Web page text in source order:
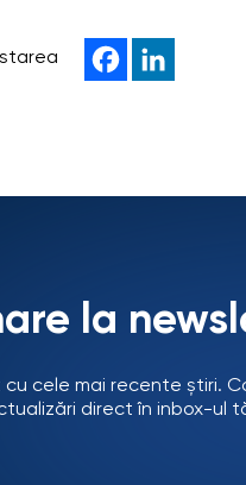
la
cu cele mai recente știri.
direct în inbox-ul